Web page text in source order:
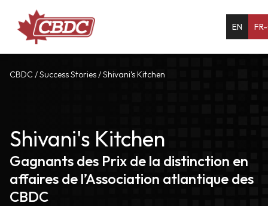
EN
CBDC /Success Stories/Shivani’s Kitchen
Shivani's Kitchen
Gagnants des Prix de la distinction en
affaires de l’Association atlantique des
CBDC